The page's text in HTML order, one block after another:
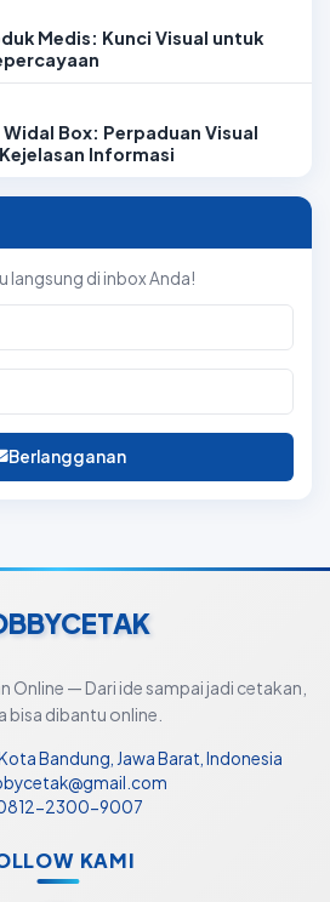
Medis: Kunci Visual untuk
Box: Perpaduan Visual
Informasi
langsung di inbox Anda!
Berlangganan
Online — Dari ide sampai jadi cetakan,
bisa dibantu online.
Bandung, Jawa Barat, Indonesia
2300-9007
KAMI